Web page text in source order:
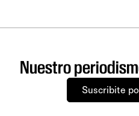
Nuestro
Suscribite